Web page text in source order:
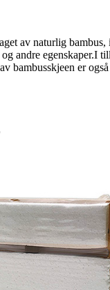
av naturlig
andre egenskaper.I
bambusskjeen er